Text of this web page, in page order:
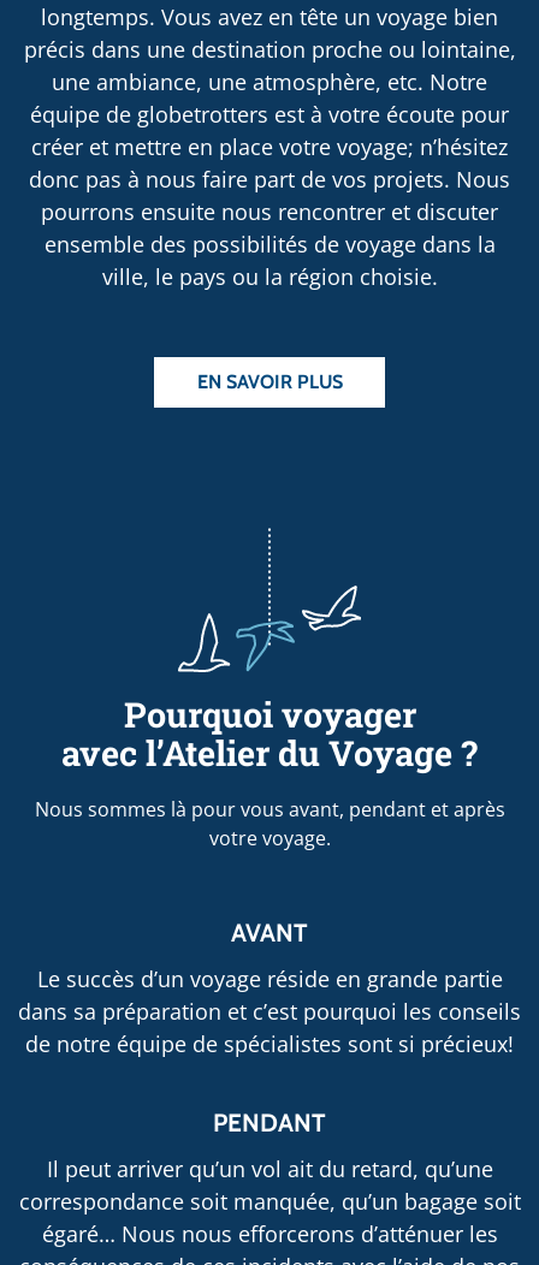
longtemps. Vous avez en tête un voyage bien
précis dans une destination proche ou lointaine,
une ambiance, une atmosphère, etc. Notre
équipe de globetrotters est à votre écoute pour
créer et mettre en place votre voyage; n’hésitez
donc pas à nous faire part de vos projets. Nous
pourrons ensuite nous rencontrer et discuter
ensemble des possibilités de voyage dans la
ville, le pays ou la région choisie.
EN SAVOIR PLUS
Pourquoi voyager
avec l’Atelier du Voyage ?
Nous sommes là pour vous avant, pendant et après
votre voyage.
AVANT
Le succès d’un voyage réside en grande partie
dans sa préparation et c’est pourquoi les conseils
de notre équipe de spécialistes sont si précieux!
PENDANT
Il peut arriver qu’un vol ait du retard, qu’une
correspondance soit manquée, qu’un bagage soit
égaré… Nous nous efforcerons d’atténuer les